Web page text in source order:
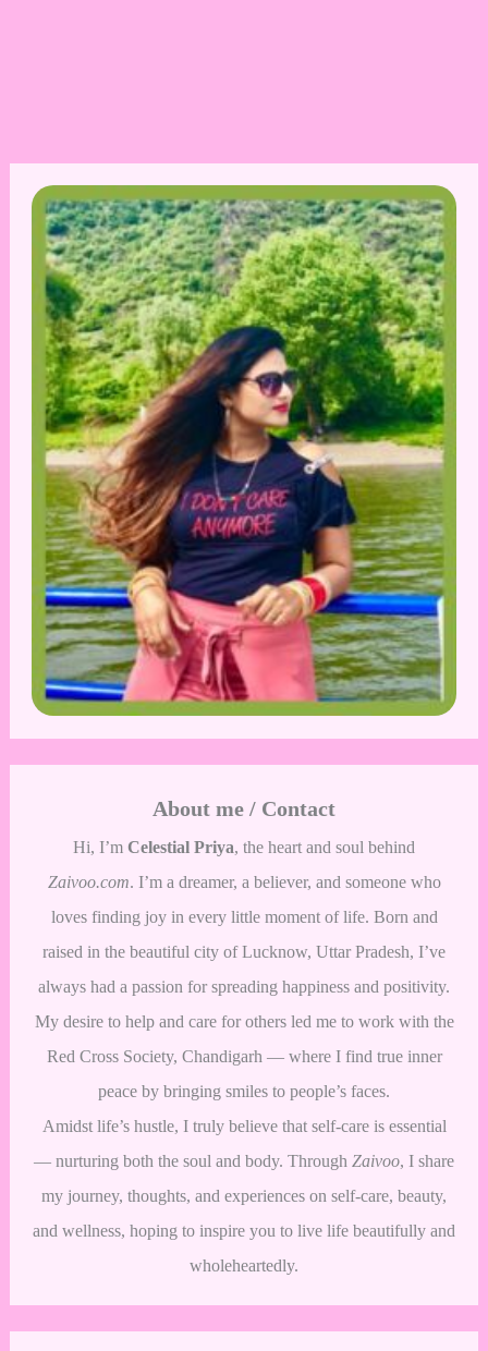
About me / Contact
Hi, I’m Celestial Priya, the heart and soul behind
Zaivoo.com. I’m a dreamer, a believer, and someone who
loves finding joy in every little moment of life. Born and
raised in the beautiful city of Lucknow, Uttar Pradesh, I’ve
always had a passion for spreading happiness and positivity.
My desire to help and care for others led me to work with the
Red Cross Society, Chandigarh — where I find true inner
peace by bringing smiles to people’s faces.
Amidst life’s hustle, I truly believe that self-care is essential
— nurturing both the soul and body. Through Zaivoo, I share
my journey, thoughts, and experiences on self-care, beauty,
and wellness, hoping to inspire you to live life beautifully and
wholeheartedly.